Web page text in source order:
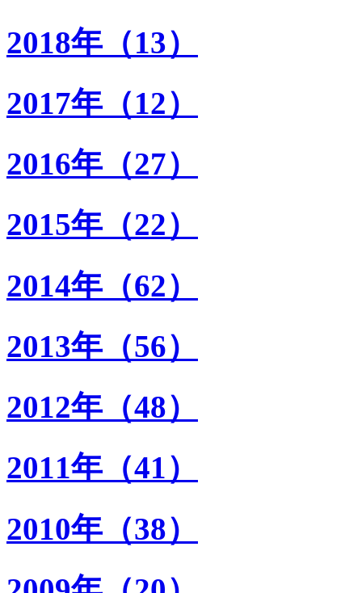
2018年（13）
2017年（12）
2016年（27）
2015年（22）
2014年（62）
2013年（56）
2012年（48）
2011年（41）
2010年（38）